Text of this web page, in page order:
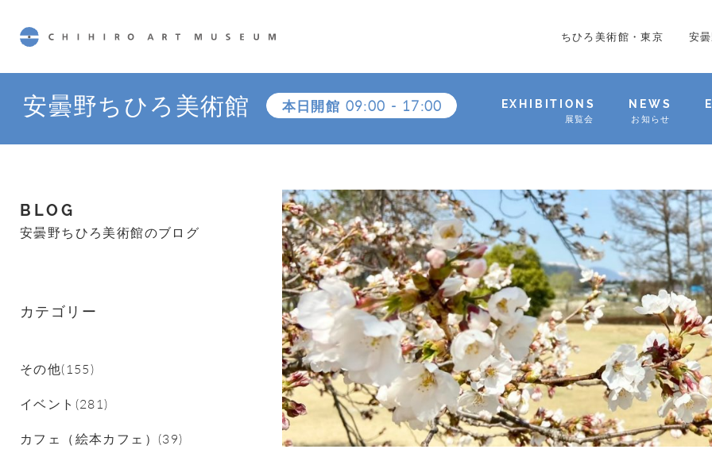
ちひろ美術館・東京 安
安曇野ちひろ美術館 本日開館 09:00 - 17:00 EXHIBITIONS
展覧会
NEWS
お知らせ
BLOG
安曇野ちひろ美術館のブログ
カテゴリー
その他(155)
イベント(281)
カフェ（絵本カフェ）(39)